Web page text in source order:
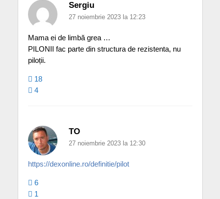
Sergiu
27 noiembrie 2023 la 12:23
Mama ei de limbă grea …
PILONII fac parte din structura de rezistenta, nu
piloții.
18
4
TO
27 noiembrie 2023 la 12:30
https://dexonline.ro/definitie/pilot
6
1